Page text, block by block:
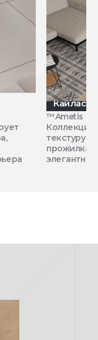
Кайлас
™Ametis by
Коллекция
текстуру